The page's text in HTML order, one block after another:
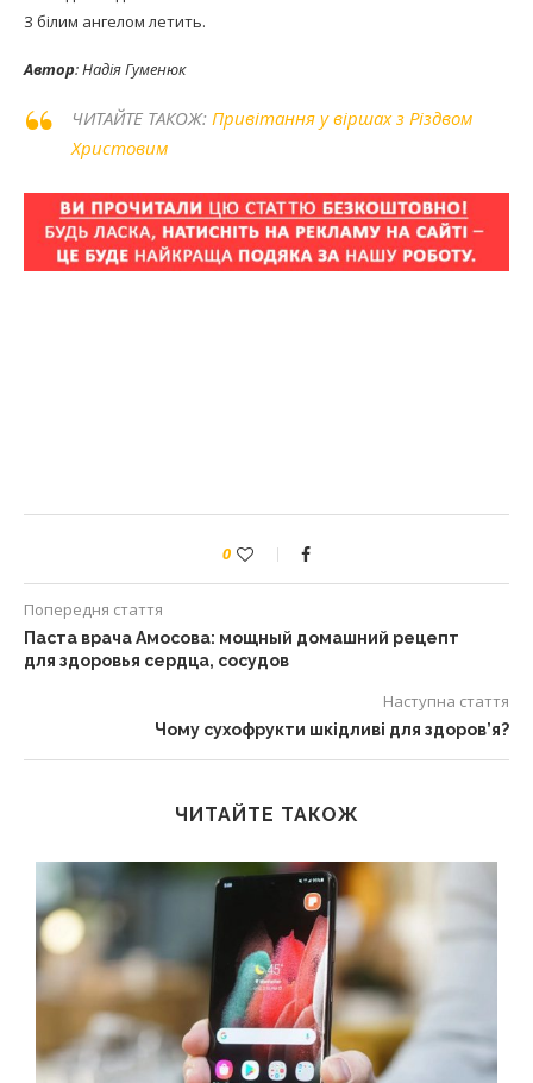
З білим ангелом летить.
Автор: Надія Гуменюк
ЧИТАЙТЕ ТАКОЖ: Привітання у віршах з Різдвом
Христовим
0
Попередня стаття
Паста врача Амосова: мощный домашний рецепт
для здоровья сердца, сосудов
Наступна стаття
Чому сухофрукти шкідливі для здоров’я?
ЧИТАЙТЕ ТАКОЖ